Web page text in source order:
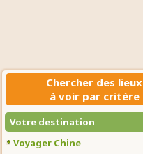
Chercher des lieux
à voir par critère
Votre destination
Voyager Chine